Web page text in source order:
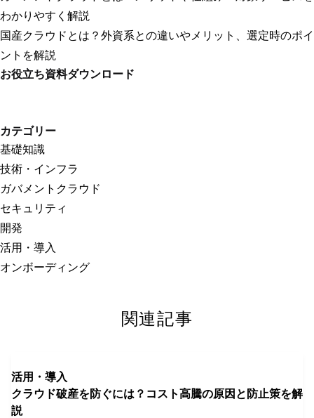
わかりやすく解説
国産クラウドとは？外資系との違いやメリット、選定時のポイ
ントを解説
お役立ち資料ダウンロード
カテゴリー
基礎知識